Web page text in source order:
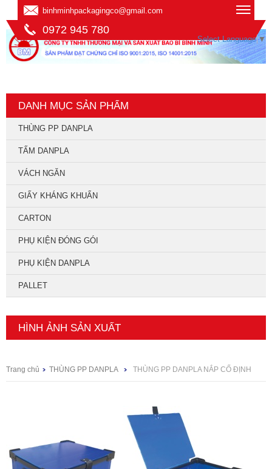
binhminhpackagingco@gmail.com
0972 945 780
Select Language ▼
DANH MỤC SẢN PHẨM
THÙNG PP DANPLA
TẤM DANPLA
VÁCH NGĂN
GIẤY KHÁNG KHUẨN
CARTON
PHỤ KIỆN ĐÓNG GÓI
PHỤ KIỆN DANPLA
PALLET
HÌNH ẢNH SẢN XUẤT
Trang chủ THÙNG PP DANPLA THÙNG PP DANPLA NẮP CỐ ĐỊNH